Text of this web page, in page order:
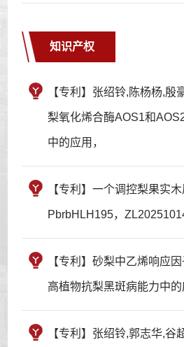
知识产权
【专利】张绍铃,陈杨杨,殷
梨氧化烯合酶AOS1和
中的应用，
【专利】一个调控梨果实
PbrbHLH195，
【专利】砂梨中乙烯响应
高植物抗梨黑斑病能力中的
【专利】张绍铃,郭志华,谷